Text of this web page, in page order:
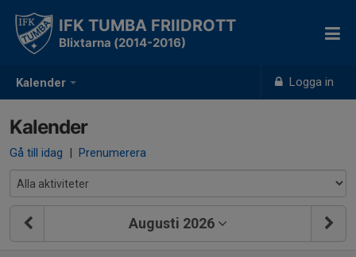
Kalender Logga in
IFK TUMBA FRIIDROTT
Blixtarna (2014-2016)
Kalender
Gå till idag | Prenumerera
Augusti 2026